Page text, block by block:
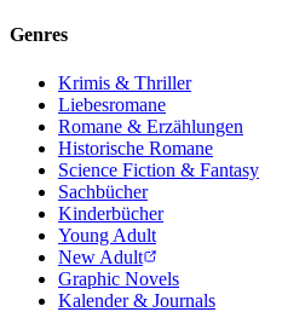
Genres
Krimis & Thriller
Liebesromane
Romane & Erzählungen
Historische Romane
Science Fiction & Fantasy
Sachbücher
Kinderbücher
Young Adult
New Adult
Graphic Novels
Kalender & Journals